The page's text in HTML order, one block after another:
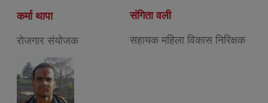
कर्मा थापा
रोजगार संयोजक
संगिता वली
सहायक महिला विकास निरिक्षक